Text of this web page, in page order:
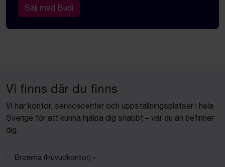
Sälj med Budi
Vi finns där du finns
Vi har kontor, servicecenter och uppställningsplatser i hela
Sverige för att kunna hjälpa dig snabbt – var du än befinner
dig.
Välj anläggning:
Bromma (Huvudkontor)